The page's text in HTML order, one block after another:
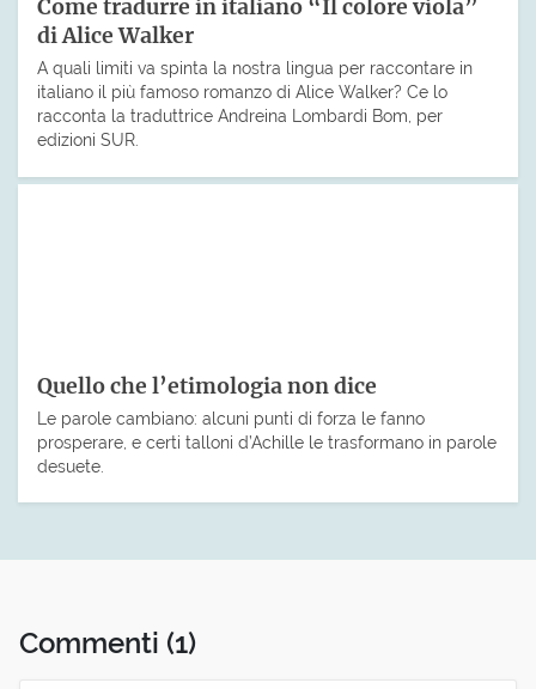
Come tradurre in italiano “Il colore viola”
di Alice Walker
A quali limiti va spinta la nostra lingua per raccontare in
italiano il più famoso romanzo di Alice Walker? Ce lo
racconta la traduttrice Andreina Lombardi Bom, per
edizioni SUR.
Quello che l’etimologia non dice
Le parole cambiano: alcuni punti di forza le fanno
prosperare, e certi talloni d’Achille le trasformano in parole
desuete.
Commenti (1)